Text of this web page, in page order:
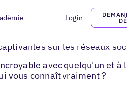
Login
sur les réseaux
avec quelqu'un et
vous connaît vraiment ?